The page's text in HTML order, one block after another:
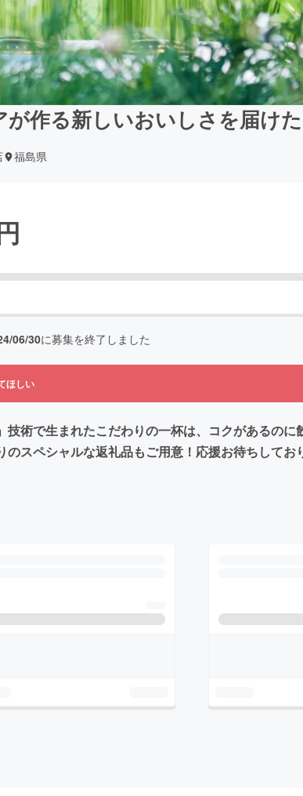
作る新しいおいしさを届けた
福島県
06/30に募集を終了しました
ほしい
術で生まれたこだわりの一杯は、コクがあるのに
スペシャルな返礼品もご用意！応援お待ちしてお